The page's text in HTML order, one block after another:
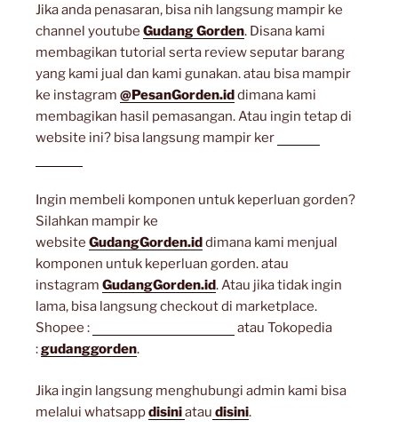
Jika anda penasaran, bisa nih langsung mampir ke
channel youtube Gudang Gorden. Disana kami
membagikan tutorial serta review seputar barang
yang kami jual dan kami gunakan. atau bisa mampir
ke instagram @PesanGorden.iddimana kami
membagikan hasil pemasangan. Atau ingin tetap di
website ini? bisa langsung mampir ker
Ingin membeli komponen untuk keperluan gorden?
Silahkan mampir ke
website GudangGorden.iddimana kami menjual
komponen untuk keperluan gorden. atau
instagram GudangGorden.id. Atau jika tidak ingin
lama, bisa langsung checkout di marketplace.
Shopee :
atau Tokopedia
:gudanggorden.
Jika ingin langsung menghubungi admin kami bisa
melalui whatsappdisiniatau disini.